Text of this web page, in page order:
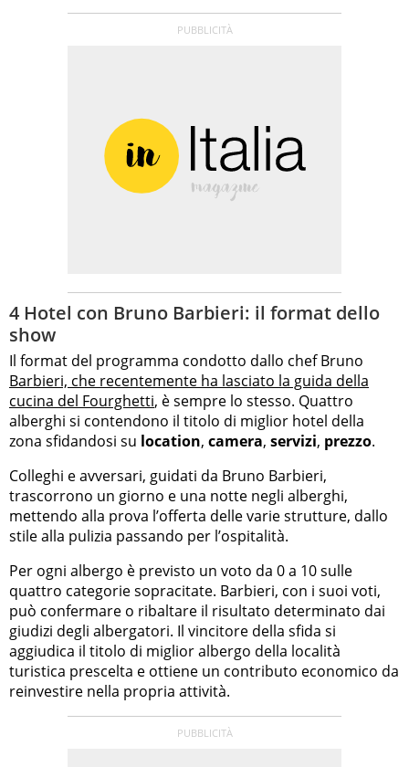
4 Hotel con Bruno Barbieri: il format dello
show
Il format del programma condotto dallo chef Bruno
Barbieri, che recentemente ha lasciato la guida della
cucina del Fourghetti, è sempre lo stesso. Quattro
alberghi si contendono il titolo di miglior hotel della
zona sfidandosi su location, camera, servizi, prezzo.
Colleghi e avversari, guidati da Bruno Barbieri,
trascorrono un giorno e una notte negli alberghi,
mettendo alla prova l’offerta delle varie strutture, dallo
stile alla pulizia passando per l’ospitalità.
Per ogni albergo è previsto un voto da 0 a 10 sulle
quattro categorie sopracitate. Barbieri, con i suoi voti,
può confermare o ribaltare il risultato determinato dai
giudizi degli albergatori. Il vincitore della sfida si
aggiudica il titolo di miglior albergo della località
turistica prescelta e ottiene un contributo economico da
reinvestire nella propria attività.